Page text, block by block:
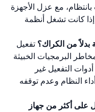
مع عزل الأجهزة
كانت تشغل أنظمة
بدلاً من الكراك؟ تفعيل
البرمجيات الخبيثة
التفعيل غير
النظام وعدم توقفه
على أكثر من جهاز